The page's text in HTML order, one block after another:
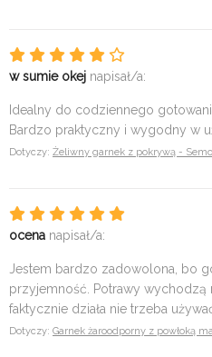
w sumie okej napisał/a:
Idealny do codziennego
Bardzo praktyczny i wygodny w
Dotyczy: Żeliwny garnek z pokrywą -
ocena napisał/a:
Jestem bardzo zadowolona, bo
przyjemność. Potrawy wychodzą
faktycznie działa nie trzeba
Dotyczy: Garnek żaroodporny z powłoką